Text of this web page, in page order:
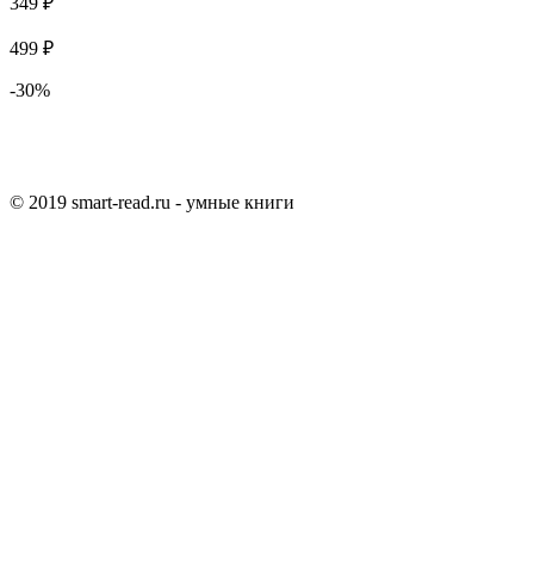
499 ₽
-30%
© 2019 smart-read.ru - умные книги